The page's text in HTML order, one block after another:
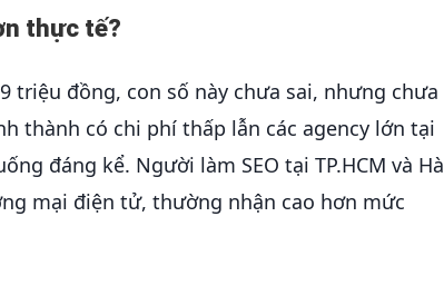
thực tế?
triệu đồng, con số này chưa sai, nhưng chưa
thành có chi phí thấp lẫn các agency lớn tại
đáng kể. Người làm SEO tại TP.HCM và Hà
mại điện tử, thường nhận cao hơn mức